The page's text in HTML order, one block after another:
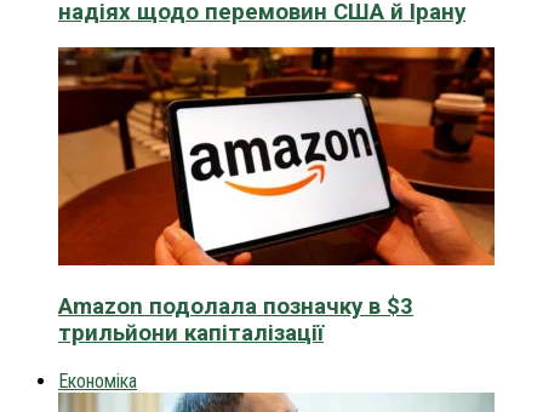
надіях щодо перемовин США й Ірану
Amazon подолала позначку в $3
трильйони капіталізації
Економіка